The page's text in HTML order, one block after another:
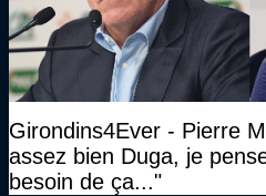
Girondins4Ever - Pierre
assez bien Duga, je
besoin de ça..."